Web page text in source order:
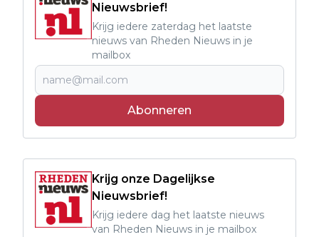
Nieuwsbrief!
Krijg iedere zaterdag het laatste
nieuws van Rheden Nieuws in je
mailbox
Abonneren
Krijg onze Dagelijkse
Nieuwsbrief!
Krijg iedere dag het laatste nieuws
van Rheden Nieuws in je mailbox